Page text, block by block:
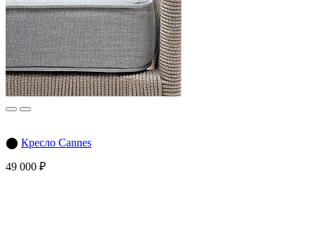
⬤ Кресло Cannes
49 000 ₽